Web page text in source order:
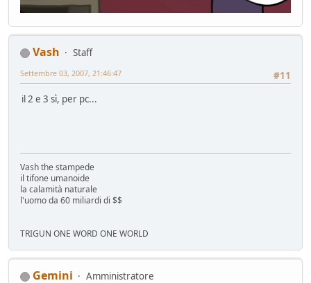
Vash
Staff
#11
Settembre 03, 2007, 21:46:47
il 2 e 3 sì, per pc...
Vash the stampede
il tifone umanoide
la calamità naturale
l'uomo da 60 miliardi di $$
TRIGUN ONE WORD ONE WORLD
Gemini
Amministratore